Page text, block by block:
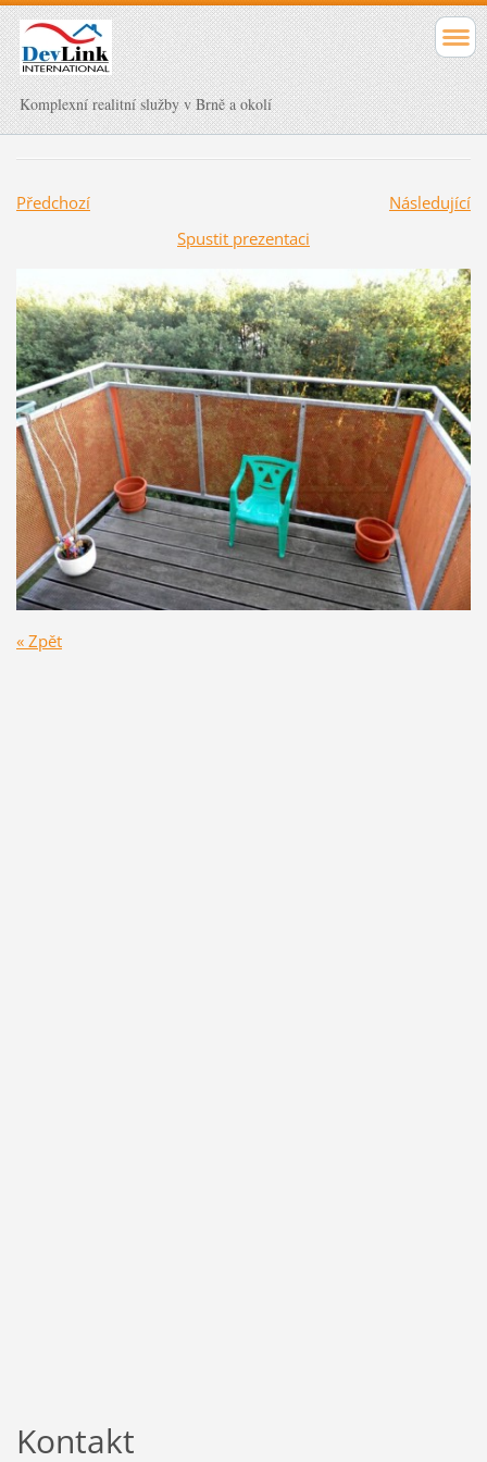
Komplexní realitní služby v Brně a okolí
Předchozí
Následující
Spustit prezentaci
« Zpět
Kontakt